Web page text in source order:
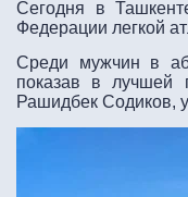
Сегодня в
Федерации легкой
Среди мужчин в
показав в лучшей
Рашидбек Содиков,